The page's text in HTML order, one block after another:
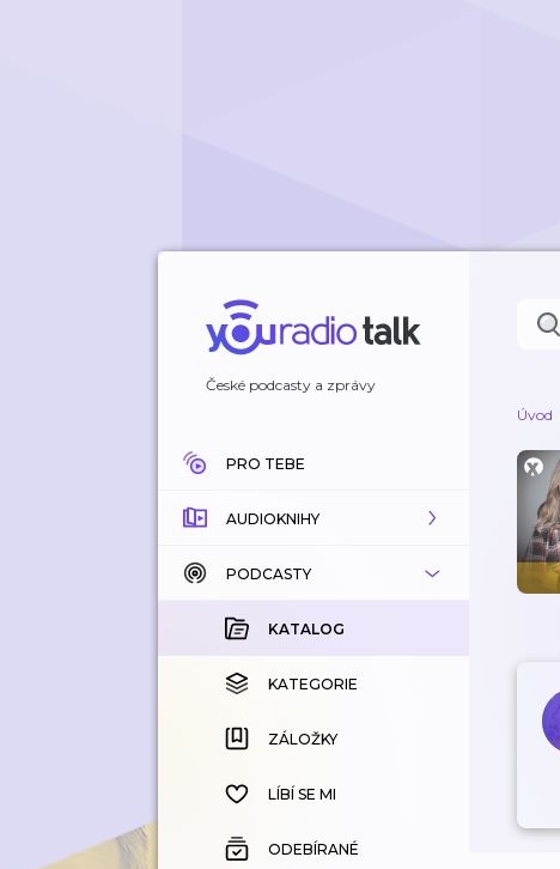
České podcasty a zprávy
PRO TEBE
AUDIOKNIHY
KATALOG
KOUPENÉ
KATEGORIE
ZÁLOŽKY
HISTORIE
PODCASTY
KATALOG
KATEGORIE
ZÁLOŽKY
LÍBÍ SE MI
ODEBÍRANÉ
Úvod